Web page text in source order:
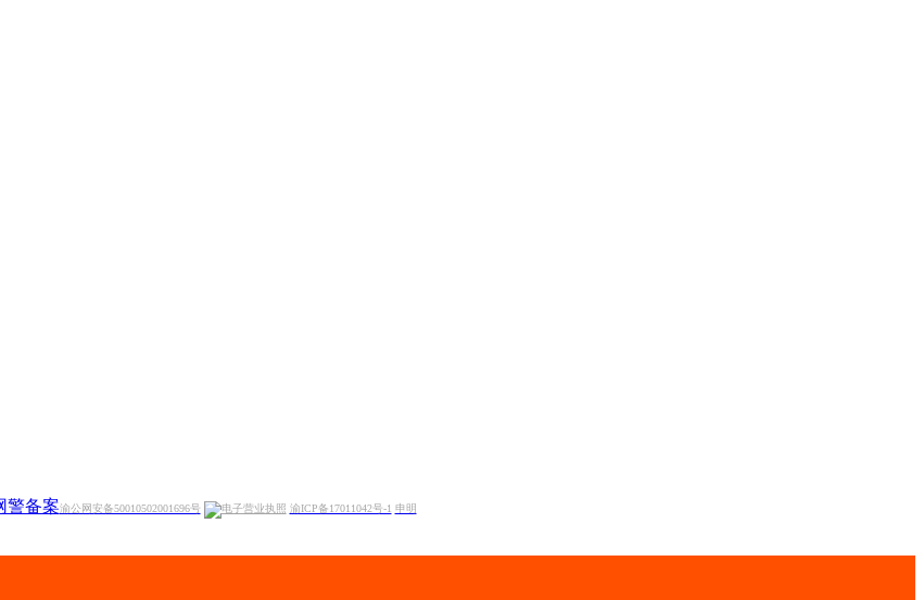
渝公网安备50010502001696号 渝ICP备17011042号-1 申明